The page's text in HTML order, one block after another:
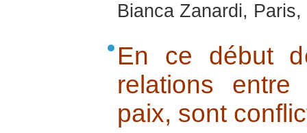
Bianca Zanardi, Paris,
En ce début
relations
paix, sont